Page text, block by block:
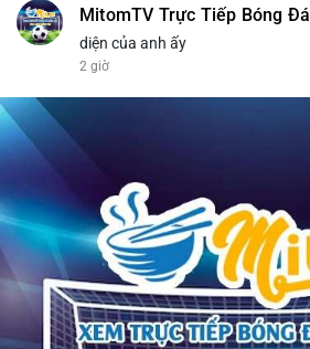
MitomTV Trực Tiếp Bóng Đá
diện của anh ấy
2 giờ